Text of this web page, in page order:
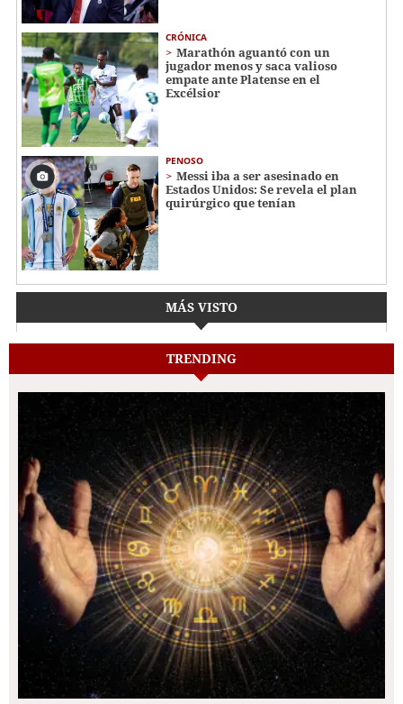
CRÓNICA
Marathón aguantó con un
jugador menos y saca valioso
empate ante Platense en el
Excélsior
PENOSO
Messi iba a ser asesinado en
Estados Unidos: Se revela el plan
quirúrgico que tenían
MÁS VISTO
TRENDING